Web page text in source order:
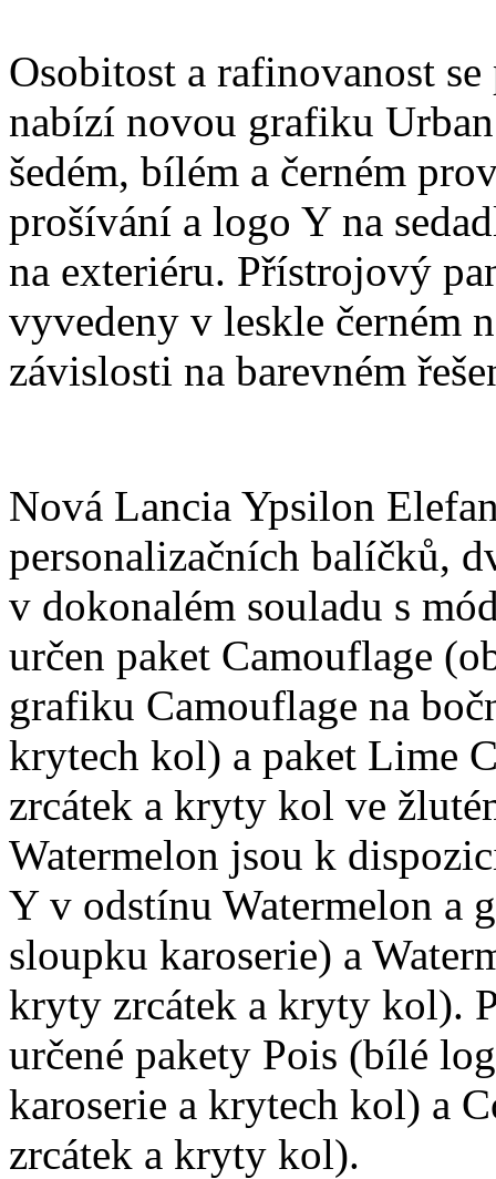
Osobitost a rafinovanost
nabízí novou grafiku
šedém, bílém a černém
prošívání a logo Y na
na exteriéru. Přístrojový
vyvedeny v leskle černém
závislosti na barevném
Nová Lancia Ypsilon
personalizačních balíčků,
v dokonalém souladu s
určen paket Camouflage
grafiku Camouflage na
krytech kol) a paket Lime
zrcátek a kryty kol ve
Watermelon jsou k
Y v odstínu Watermelon a
sloupku karoserie) a
kryty zrcátek a kryty kol).
určené pakety Pois (bílé
karoserie a krytech kol) a
zrcátek a kryty kol).